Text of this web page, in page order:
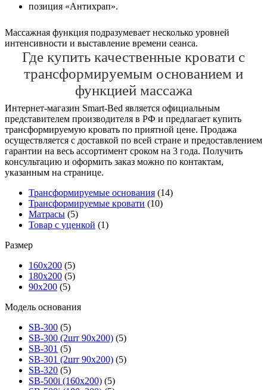
позиция «Антихрап».
Массажная функция подразумевает несколько уровней
интенсивности и выставление времени сеанса.
Где купить качественные кровати с
трансформируемым основанием и
функцией массажа
Интернет-магазин Smart-Bed является официальным
представителем производителя в РФ и предлагает купить
трансформируемую кровать по приятной цене. Продажа
осуществляется с доставкой по всей стране и предоставлением
гарантии на весь ассортимент сроком на 3 года. Получить
консультацию и оформить заказ можно по контактам,
указанным на странице.
Трансформируемые основания (14)
Трансформируемые кровати (10)
Матрасы (5)
Товар с уценкой (1)
Размер
160х200 (5)
180х200 (5)
90х200 (5)
Модель основания
SB-300 (5)
SB-300 (2шт 90х200) (5)
SB-301 (5)
SB-301 (2шт 90х200) (5)
SB-320 (5)
SB-500i (160x200) (5)